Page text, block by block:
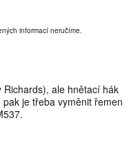
informací neručíme.
ale hnětací hák
je třeba vyměnit řemen